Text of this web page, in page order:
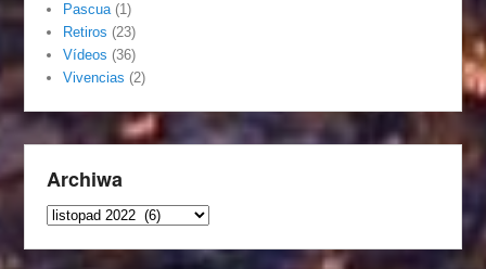
Pascua (1)
Retiros (23)
Vídeos (36)
Vivencias (2)
Archiwa
Archiwa